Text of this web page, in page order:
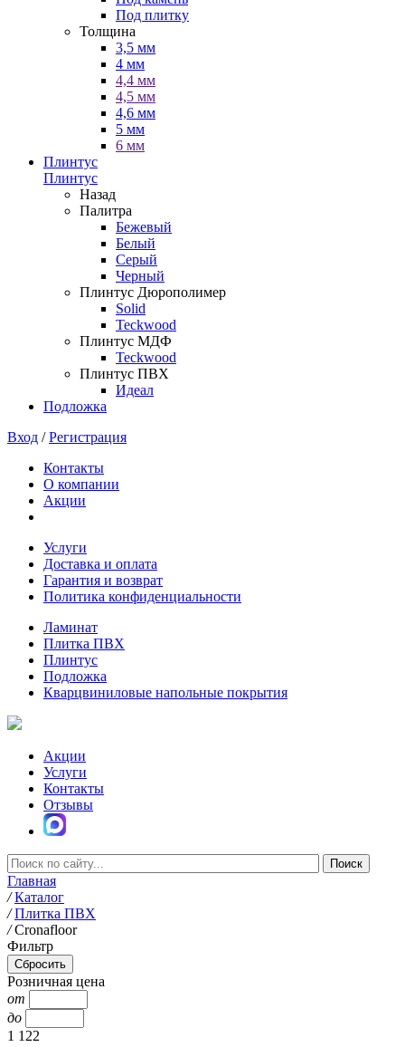
Под плитку
Толщина
3,5 мм
4 мм
4,4 мм
4,5 мм
4,6 мм
5 мм
6 мм
Плинтус
Плинтус
Назад
Палитра
Бежевый
Белый
Серый
Черный
Плинтус Дюрополимер
Solid
Teckwood
Плинтус МДФ
Teckwood
Плинтус ПВХ
Идеал
Подложка
Вход /Регистрация
Контакты
О компании
Акции
Услуги
Доставка и оплата
Гарантия и возврат
Политика конфиденциальности
Ламинат
Плитка ПВХ
Плинтус
Подложка
Кварцвиниловые напольные покрытия
Акции
Услуги
Контакты
Отзывы
Главная
/ Каталог
/ Плитка ПВХ
/ Cronafloor
Фильтр
Розничная цена
от
до
1 122